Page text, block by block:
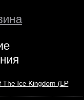
The Ice Kingdom (LP